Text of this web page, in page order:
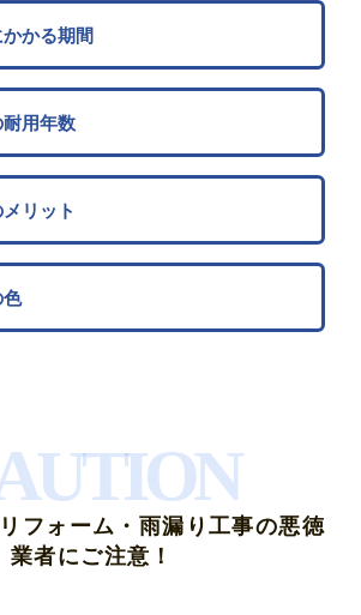
かる期間
用年数
リット
色
フォーム・雨漏り工事の悪徳
業者にご注意！